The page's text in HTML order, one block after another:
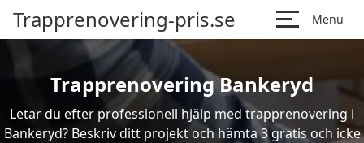
Trapprenovering-pris.se Menu
Trapprenovering Bankeryd
Letar du efter professionell hjälp med trapprenovering i
Bankeryd? Beskriv ditt projekt och hämta 3 gratis och icke